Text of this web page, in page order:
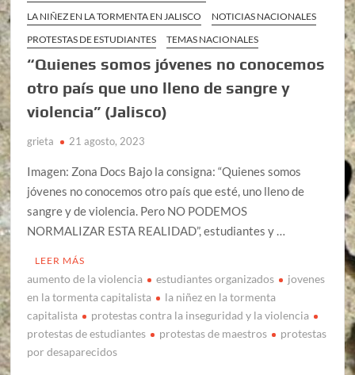
LA NIÑEZ EN LA TORMENTA EN JALISCO
NOTICIAS NACIONALES
PROTESTAS DE ESTUDIANTES
TEMAS NACIONALES
“Quienes somos jóvenes no conocemos
otro país que uno lleno de sangre y
violencia” (Jalisco)
grieta 21 agosto, 2023
Imagen: Zona Docs Bajo la consigna: “Quienes somos
jóvenes no conocemos otro país que esté, uno lleno de
sangre y de violencia. Pero NO PODEMOS
NORMALIZAR ESTA REALIDAD”, estudiantes y …
LEER MÁS
aumento de la violencia estudiantes organizados
jovenes
en la tormenta capitalista
la niñez en la tormenta
capitalista
protestas contra la inseguridad y la violencia
protestas de estudiantes
protestas de maestros
protestas
por desaparecidos